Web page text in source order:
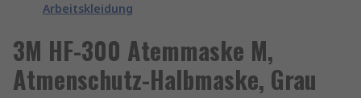
Arbeitskleidung
3M HF-300 Atemmaske M,
Atmenschutz-Halbmaske, Grau